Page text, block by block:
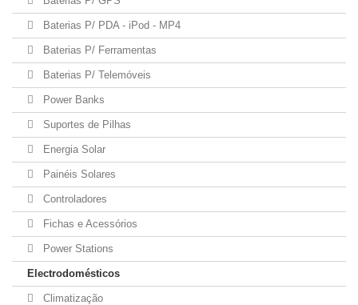
Baterias P/ PDA - iPod - MP4
Baterias P/ Ferramentas
Baterias P/ Telemóveis
Power Banks
Suportes de Pilhas
Energia Solar
Painéis Solares
Controladores
Fichas e Acessórios
Power Stations
Electrodomésticos
Climatização